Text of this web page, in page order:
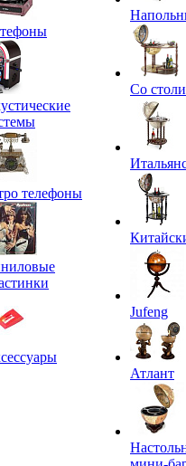
телефоны
Со
Jufeng
Атлант